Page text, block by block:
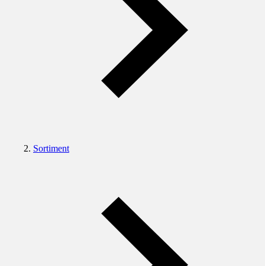
Sortiment